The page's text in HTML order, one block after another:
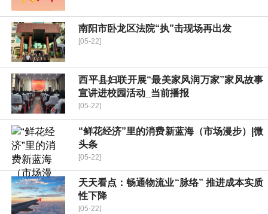
南阳市卧龙区法院“执”击现场再出发
[05-22]
​西平县妇联开展“最美家风润万家”家风故事
宣讲进校园活动_当前播报
[05-22]
“鲜花经济”里的消费新蓝海（市场漫步）|微
头条
[05-22]
天天看点：畅通物流业“脉络” 推进成本实质
性下降
[05-22]